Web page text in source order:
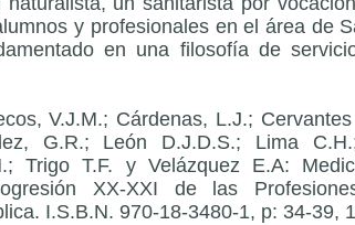
y profesionales en el área de
en una filosofía de
V.J.M.; Cárdenas, L.J.;
G.R.; León D.J.D.S.; Lima
Trigo T.F. y Velázquez E.A:
XX-XXI de las
I.S.B.N. 970-18-3480-1, p: 34-39,